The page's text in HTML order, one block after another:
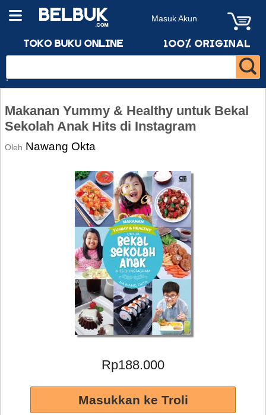
Masuk Akun
Makanan Yummy & Healthy untuk Bekal
Sekolah Anak Hits di Instagram
Oleh Nawang Okta
Rp188.000